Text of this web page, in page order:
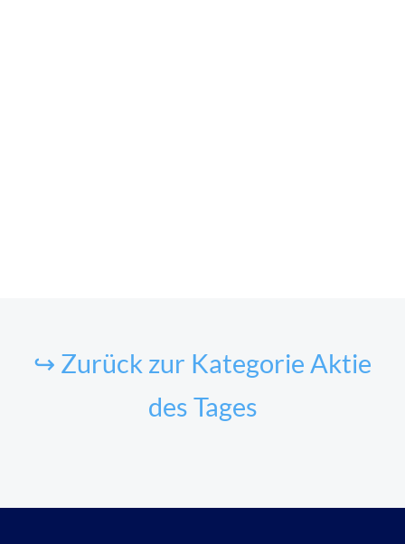
↪ Zurück zur Kategorie Aktie
des Tages